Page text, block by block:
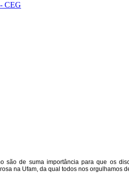
CEG
são de suma importância para que os
na Ufam, da qual todos nos orgulhamos